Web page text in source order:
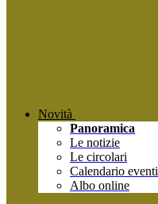
Novità
Panoramica
Le notizie
Le circolari
Calendario eventi
Albo online